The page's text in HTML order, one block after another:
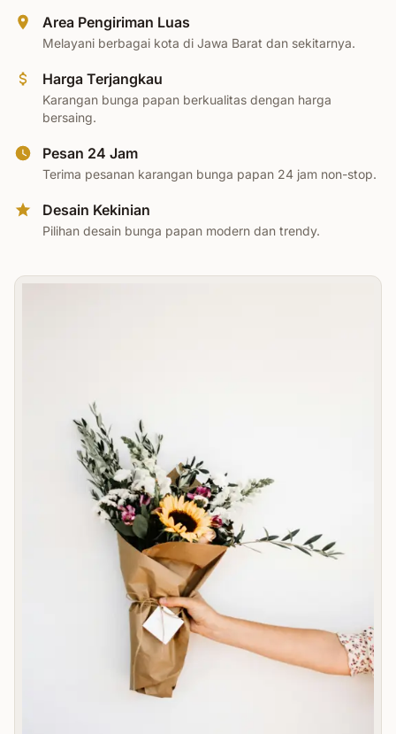
Area Pengiriman Luas
Melayani berbagai kota di Jawa Barat dan sekitarnya.
Harga Terjangkau
Karangan bunga papan berkualitas dengan harga
bersaing.
Pesan 24 Jam
Terima pesanan karangan bunga papan 24 jam non-stop.
Desain Kekinian
Pilihan desain bunga papan modern dan trendy.